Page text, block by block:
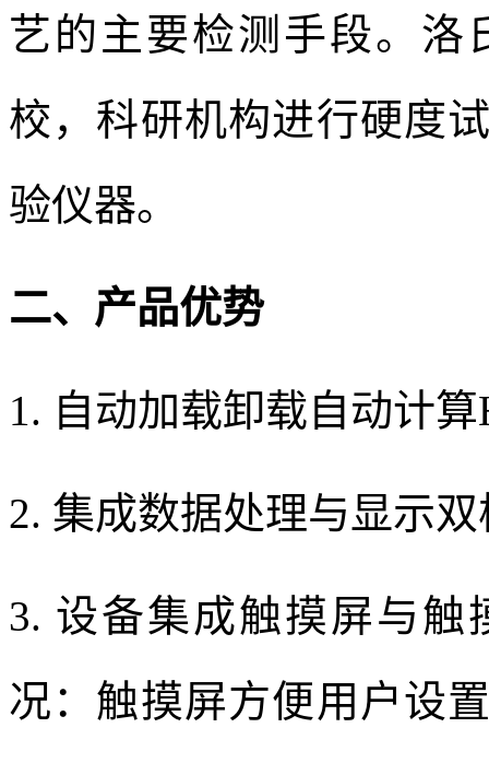
艺的主要检测手段。洛
校，科研机构进行硬度
验仪器。
二、产品优势
1. 自动加载卸载自动计
2. 集成数据处理与显示
3. 设备集成触摸屏与
况：触摸屏方便用户设